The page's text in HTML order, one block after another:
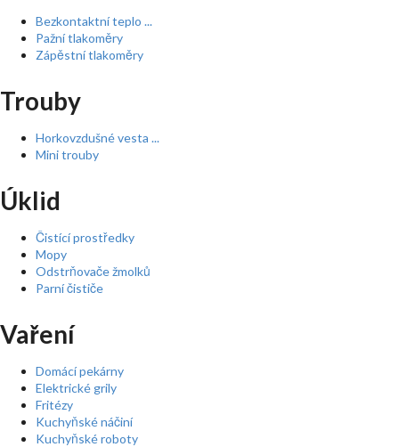
Bezkontaktní teplo ...
Pažní tlakoměry
Zápěstní tlakoměry
Trouby
Horkovzdušné vesta ...
Mini trouby
Úklid
Čistící prostředky
Mopy
Odstrňovače žmolků
Parní čističe
Vaření
Domácí pekárny
Elektrické grily
Fritézy
Kuchyňské náčiní
Kuchyňské roboty